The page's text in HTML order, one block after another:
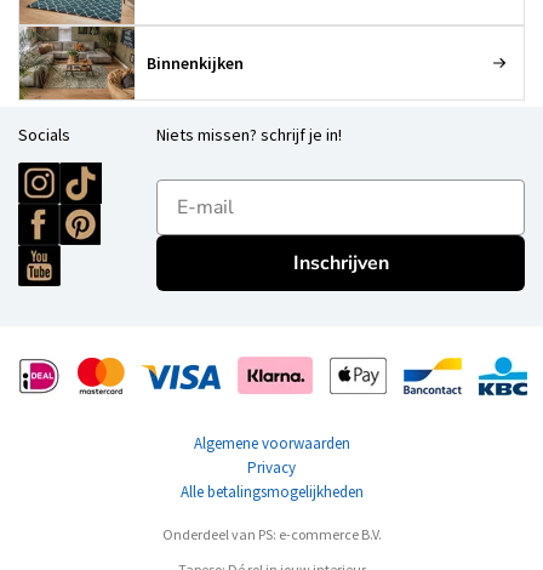
Binnenkijken
Socials Niets missen? schrijf je in!
E-mailadres
Inschrijven
Algemene voorwaarden
Privacy
Alle betalingsmogelijkheden
Onderdeel van PS: e-commerce B.V.